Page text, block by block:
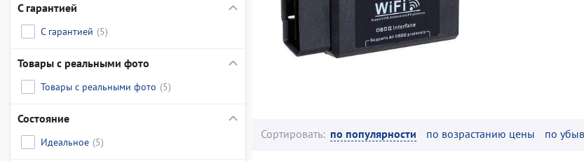
С гарантией
С гарантией (5)
Товары с реальными фото
Товары с реальными фото (5)
Состояние
Идеальное (5)
Сортировать: по популярности по возрастанию цены по